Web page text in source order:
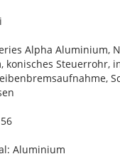
Alpha Aluminium,
konisches Steuerrohr,
Aluminium